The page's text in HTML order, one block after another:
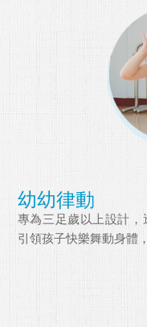
幼幼律動
專為三足歲以上設計
引領孩子快樂舞動身體